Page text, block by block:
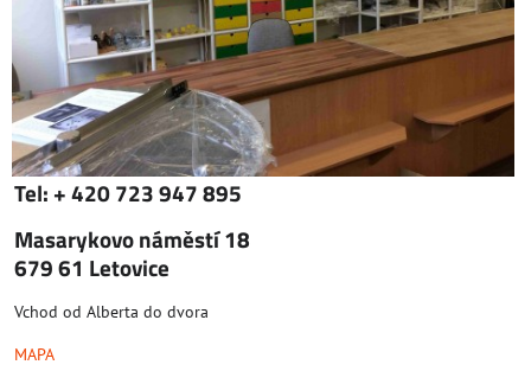
Tel: + 420 723 947 895
Masarykovo náměstí 18
679 61 Letovice
Vchod od Alberta do dvora
MAPA